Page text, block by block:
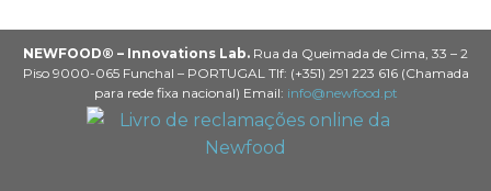
NEWFOOD® – Innovations Lab. Rua da Queimada de Cima, 33 – 2
Piso 9000-065 Funchal – PORTUGAL Tlf: (+351) 291 223 616 (Chamada
para rede fixa nacional) Email: info@newfood.pt